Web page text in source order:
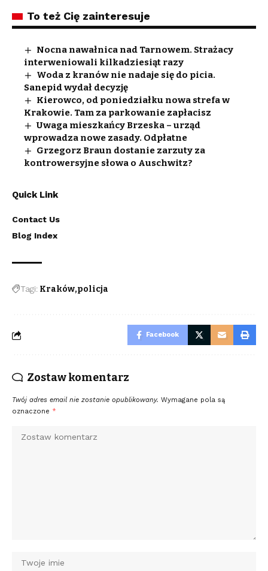
To też Cię zainteresuje
Nocna nawałnica nad Tarnowem. Strażacy
interweniowali kilkadziesiąt razy
Woda z kranów nie nadaje się do picia.
Sanepid wydał decyzję
Kierowco, od poniedziałku nowa strefa w
Krakowie. Tam za parkowanie zapłacisz
Uwaga mieszkańcy Brzeska – urząd
wprowadza nowe zasady. Odpłatne
Grzegorz Braun dostanie zarzuty za
kontrowersyjne słowa o Auschwitz?
Quick Link
Contact Us
Blog Index
Tagi: Kraków policja
Facebook
Zostaw komentarz
Twój adres email nie zostanie opublikowany. Wymagane pola są
oznaczone *